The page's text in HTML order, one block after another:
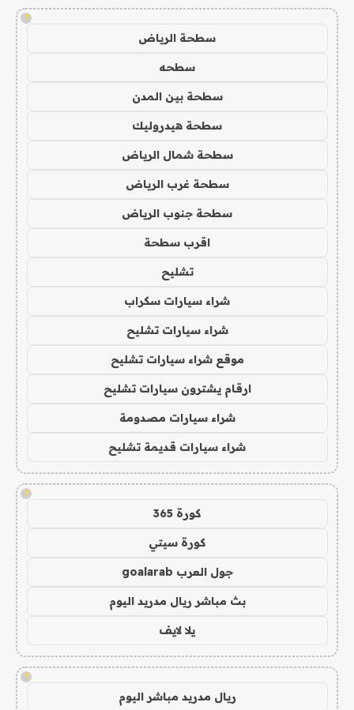
!
سطحة الرياض
سطحه
سطحة بين المدن
سطحة هيدروليك
سطحة شمال الرياض
سطحة غرب الرياض
سطحة جنوب الرياض
اقرب سطحة
تشليح
شراء سيارات سكراب
شراء سيارات تشليح
موقع شراء سيارات تشليح
ارقام يشترون سيارات تشليح
شراء سيارات مصدومة
شراء سيارات قديمة تشليح
!
كورة 365
كورة سيتي
جول العرب goalarab
بث مباشر ريال مدريد اليوم
يلا لايف
!
ريال مدريد مباشر اليوم